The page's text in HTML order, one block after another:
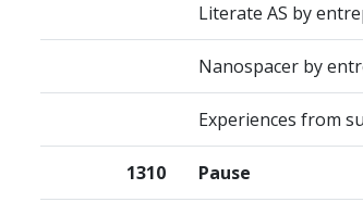
Literate AS by
Nanospacer by
Experiences from
1310 Pause